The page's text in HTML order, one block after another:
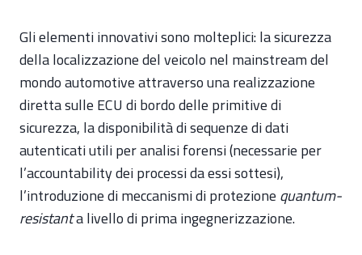
Gli elementi innovativi sono molteplici: la sicurezza
della localizzazione del veicolo nel mainstream del
mondo automotive attraverso una realizzazione
diretta sulle ECU di bordo delle primitive di
sicurezza, la disponibilità di sequenze di dati
autenticati utili per analisi forensi (necessarie per
l’accountability dei processi da essi sottesi),
l’introduzione di meccanismi di protezione quantum-
resistanta livello di prima ingegnerizzazione.